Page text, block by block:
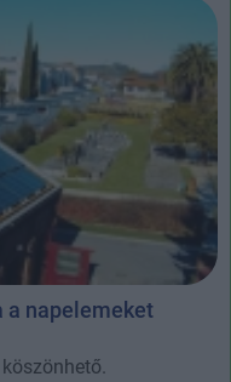
a napelemeket